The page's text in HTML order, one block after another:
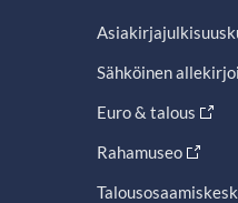
Sähköinen
Euro & talous
Rahamuseo